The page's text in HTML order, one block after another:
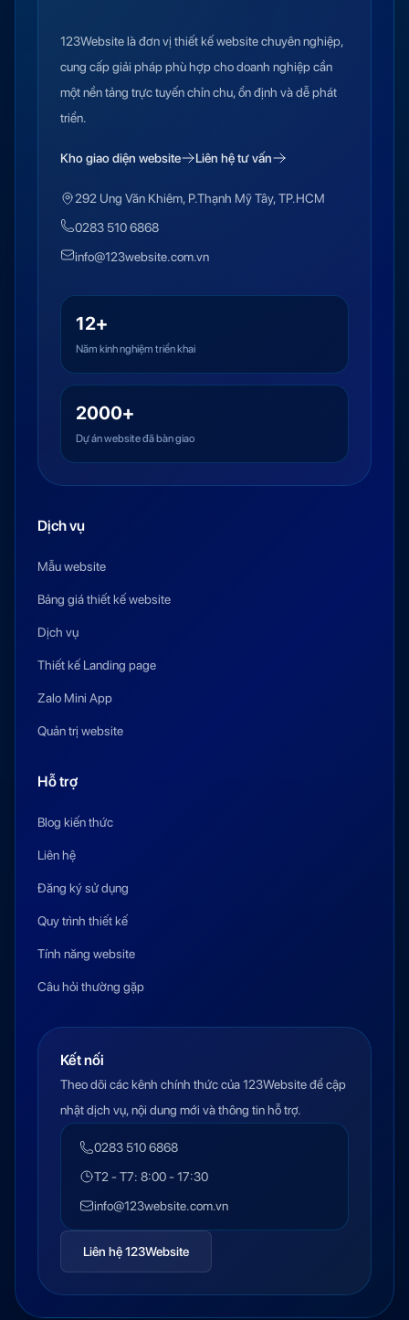
123Website là đơn vị thiết kế website chuyên nghiệp,
cung cấp giải pháp phù hợp cho doanh nghiệp cần
một nền tảng trực tuyến chỉn chu, ổn định và dễ phát
triển.
Kho giao diện website Liên hệ tư vấn
292 Ung Văn Khiêm, P.Thạnh Mỹ Tây, TP.HCM
0283 510 6868
info@123website.com.vn
12+
Năm kinh nghiệm triển khai
2000+
Dự án website đã bàn giao
Dịch vụ
Mẫu website
Bảng giá thiết kế website
Dịch vụ
Thiết kế Landing page
Zalo Mini App
Quản trị website
Hỗ trợ
Blog kiến thức
Liên hệ
Đăng ký sử dụng
Quy trình thiết kế
Tính năng website
Câu hỏi thường gặp
Kết nối
Theo dõi các kênh chính thức của 123Website để cập
nhật dịch vụ, nội dung mới và thông tin hỗ trợ.
0283 510 6868
T2 - T7: 8:00 - 17:30
info@123website.com.vn
Liên hệ 123Website